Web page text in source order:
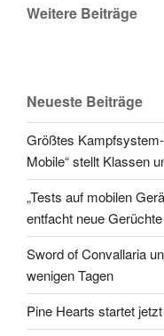
Weitere Beiträge
Neueste Beiträge
Größtes
Mobile“ stellt Klassen
„Tests auf mobilen
entfacht neue
Sword of Convallaria
wenigen Tagen
Pine Hearts startet